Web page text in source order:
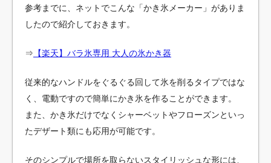
参考までに、ネットでこんな「かき氷メーカー」がありま
したので紹介しておきます。
⇒ 【楽天】バラ氷専用 大人の氷かき器
従来的なハンドルをぐるぐる回して氷を削るタイプではな
く、電動ですので簡単にかき氷を作ることができます。
また、かき氷だけでなくシャーベットやフローズンといっ
たデザート類にも応用が可能です。
そのシンプルで場所を取らないスタイリッシュな形には、